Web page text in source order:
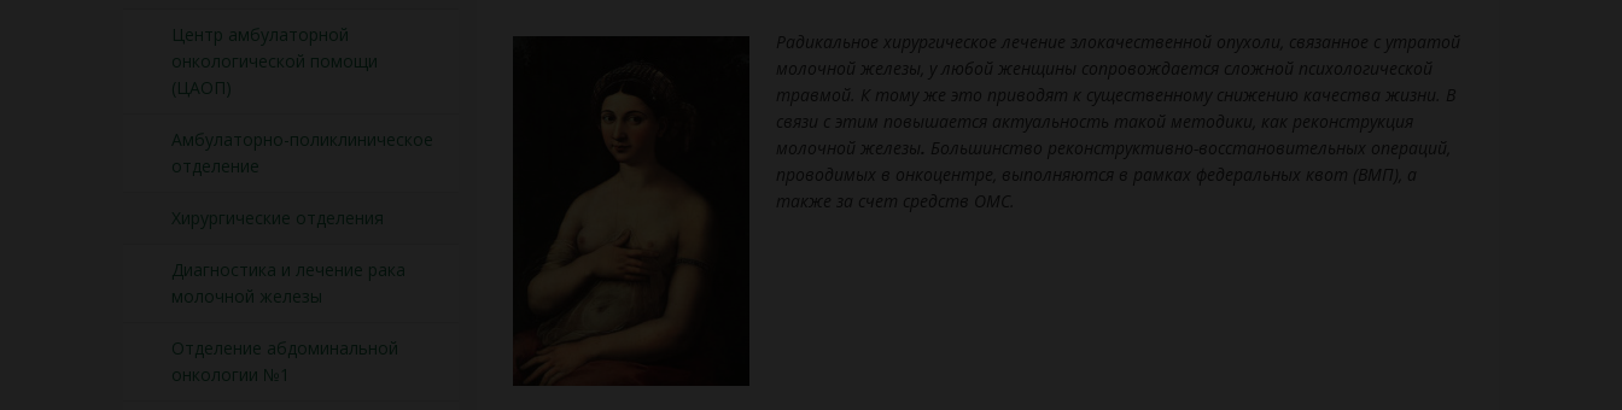
Центр амбулаторной
онкологической помощи
(ЦАОП)
Амбулаторно-поликлиническое
отделение
Хирургические отделения
Диагностика и лечение рака
молочной железы
Отделение абдоминальной
онкологии №1
Радикальное хирургическое лечение злокачественной опухоли, связанное с утратой
молочной железы, у любой женщины сопровождается сложной психологической
травмой. К тому же это приводят к существенному снижению качества жизни. В
связи с этим повышается актуальность такой методики, как реконструкция
молочной железы. Большинство реконструктивно-восстановительных операций,
проводимых в онкоцентре, выполняются в рамках федеральных квот (ВМП), а
также за счет средств ОМС.